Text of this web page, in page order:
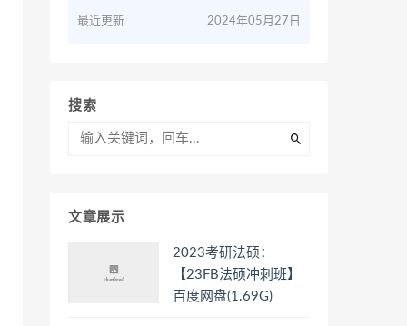
最近更新 2024年05月27日
搜索
文章展示
2023考研法硕：
【23FB法硕冲刺班】
百度网盘(1.69G)